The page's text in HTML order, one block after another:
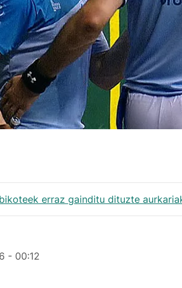
erraz gainditu dituzte
- 00:12